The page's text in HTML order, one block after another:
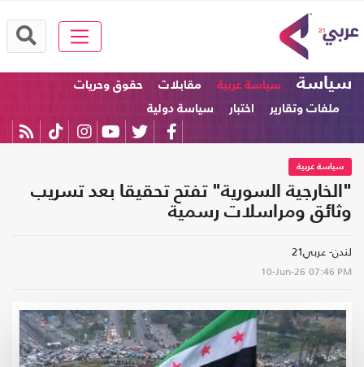
سياسة سياسة عربية مقابلات
حقوق وحريات
ملفات وتقارير
اختبار سياسة دولية
سياسة عربية
"الخارجية السورية" تفتح تحقيقا بعد تسريب
وثائق ومراسلات رسمية
لندن- عربي21
10-Jun-26 07:46 PM